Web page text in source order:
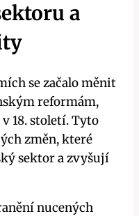
a
se začalo měnit
reformám,
18. století. Tyto
změn, které
sektor a zvyšují
nucených